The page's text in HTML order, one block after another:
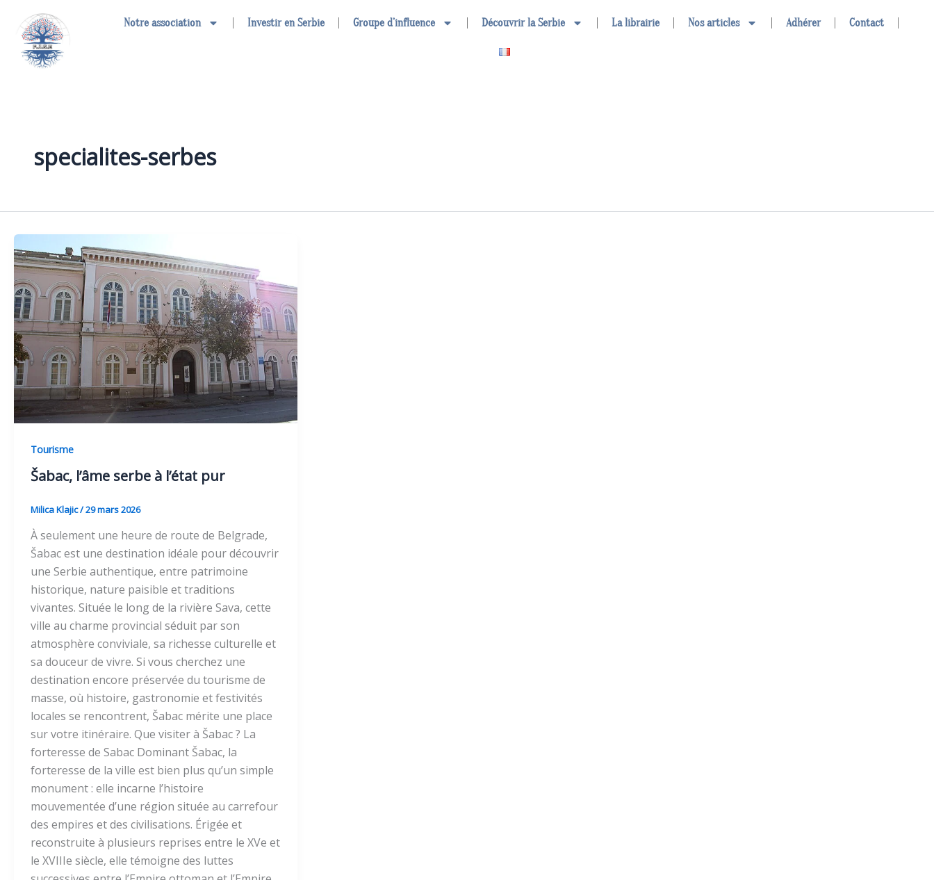
contenu
Notre association Investir en Serbie Groupe d’influence Découvrir la Serbie La librairie Nos articles Adhérer Contact
specialites-serbes
Tourisme
Šabac, l’âme serbe à l’état pur
Milica Klajic/29 mars 2026
À seulement une heure de route de Belgrade,
Šabac est une destination idéale pour découvrir
une Serbie authentique, entre patrimoine
historique, nature paisible et traditions
vivantes. Située le long de la rivière Sava, cette
ville au charme provincial séduit par son
atmosphère conviviale, sa richesse culturelle et
sa douceur de vivre. Si vous cherchez une
destination encore préservée du tourisme de
masse, où histoire, gastronomie et festivités
locales se rencontrent, Šabac mérite une place
sur votre itinéraire. Que visiter à Šabac ? La
forteresse de Sabac Dominant Šabac, la
forteresse de la ville est bien plus qu’un simple
monument : elle incarne l’histoire
mouvementée d’une région située au carrefour
des empires et des civilisations. Érigée et
reconstruite à plusieurs reprises entre le XVe et
le XVIIIe siècle, elle témoigne des luttes